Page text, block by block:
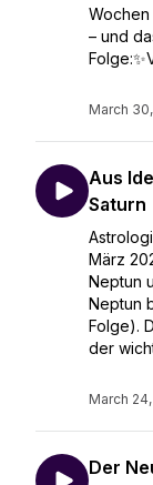
– und
March
Aus
Saturn
März
Neptun
Neptun
Folge).
der
March
Der